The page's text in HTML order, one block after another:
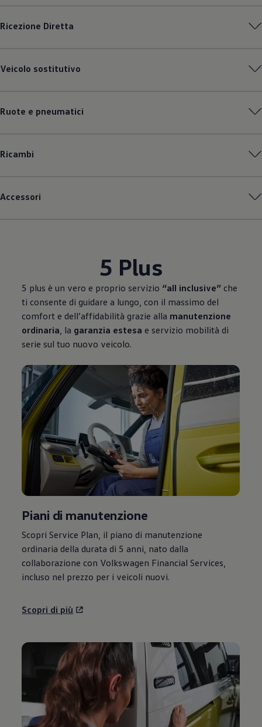
Ricezione Diretta
Veicolo sostitutivo
Ruote e pneumatici
Ricambi
Accessori
5 Plus
5 plus è un vero e proprio servizio “all inclusive” che
ti consente di guidare a lungo, con il massimo del
comfort e dell’affidabilità grazie alla manutenzione
ordinaria , la garanzia estesa e servizio mobilità di
serie sul tuo nuovo veicolo.
Piani di manutenzione
Scopri Service Plan, il piano di manutenzione
ordinaria della durata di 5 anni, nato dalla
collaborazione con Volkswagen Financial Services,
incluso nel prezzo per i veicoli nuovi.
Scopri di più